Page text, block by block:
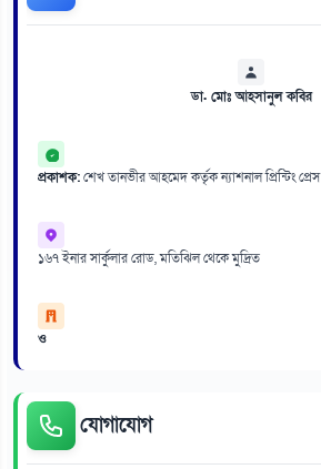
ডা. মোঃ আহসানুল কবির
প্রকাশক:শেখ তানভীর আহমেদ কর্তৃক ন্যাশনাল প্রিন্টিং প্রেস
১৬৭ ইনার সার্কুলার রোড, মতিঝিল থেকে মুদ্রিত
ও
যোগাযোগ